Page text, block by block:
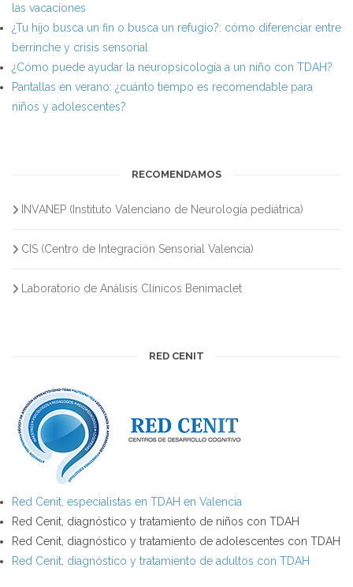
las vacaciones
¿Tu hijo busca un fin o busca un refugio?: cómo diferenciar entre
berrinche y crisis sensorial
¿Cómo puede ayudar la neuropsicología a un niño con TDAH?
Pantallas en verano: ¿cuánto tiempo es recomendable para
niños y adolescentes?
RECOMENDAMOS
INVANEP (Instituto Valenciano de Neurología pediátrica)
CIS (Centro de Integración Sensorial Valencia)
Laboratorio de Análisis Clínicos Benimaclet
RED CENIT
Red Cenit, especialistas en TDAH en Valencia
Red Cenit, diagnóstico y tratamiento de niños con TDAH
Red Cenit, diagnóstico y tratamiento de adolescentes con TDAH
Red Cenit, diagnóstico y tratamiento de adultos con TDAH